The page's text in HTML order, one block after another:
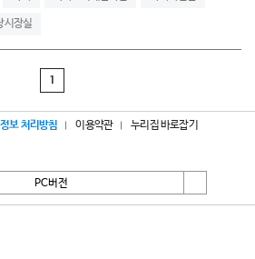
시장실
1
보 처리방침 이용약관 누리집 바로잡기
PC버전